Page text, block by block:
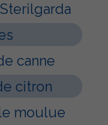
canne
citron
moulue